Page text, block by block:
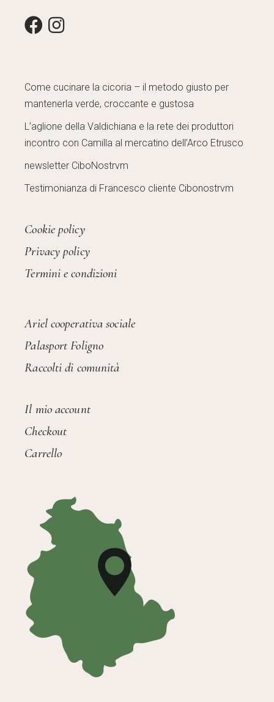
Come cucinare la cicoria – il metodo giusto per
mantenerla verde, croccante e gustosa
L’aglione della Valdichiana e la rete dei produttori
incontro con Camilla al mercatino dell’Arco Etrusco
newsletter CiboNostrvm
Testimonianza di Francesco cliente Cibonostrvm
Cookie policy
Privacy policy
Termini e condizioni
Ariel cooperativa sociale
Palasport Foligno
Raccolti di comunità
Il mio account
Checkout
Carrello